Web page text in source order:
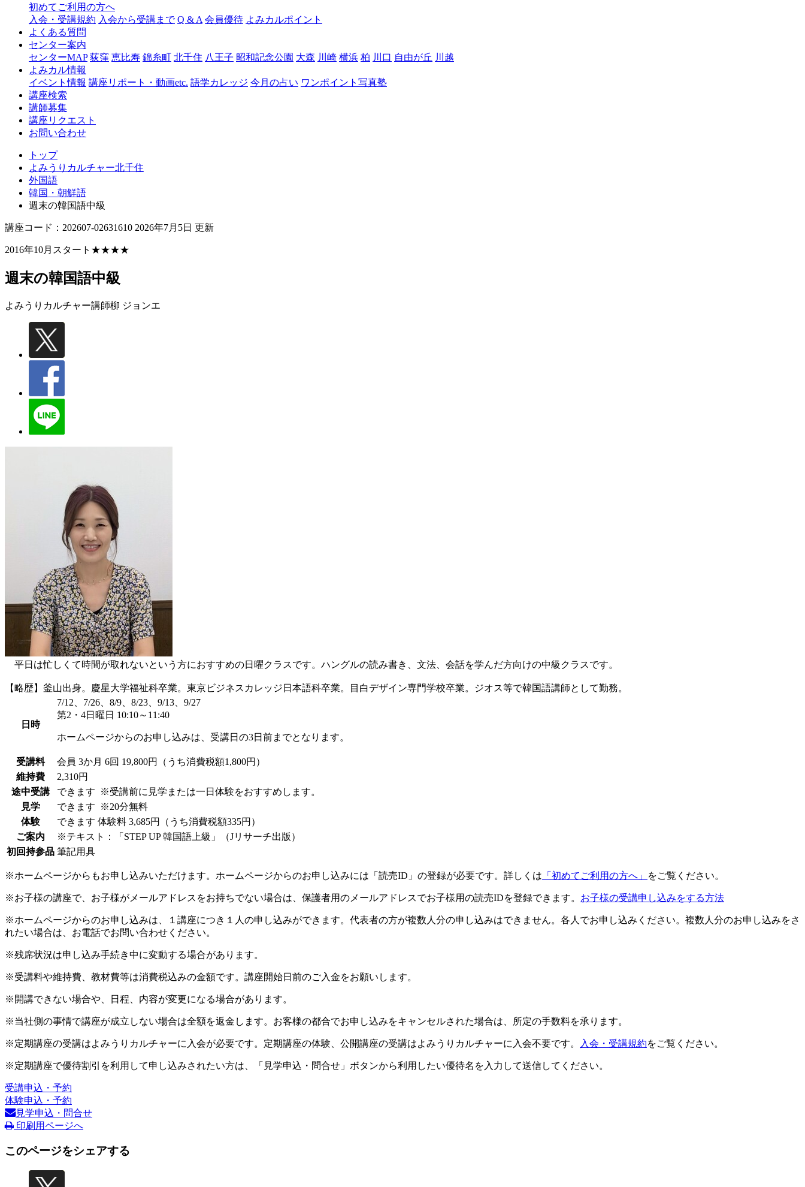
ャ
北
千
初めてご利用の方へ
入会・受講規約 入会から受講まで Q & A 会員優待 よみカルポイント
よくある質問
センター案内
センターMAP 荻窪 恵比寿 錦糸町 北千住 八王子 昭和記念公園 大森 川崎 横浜 柏 川口 自由が丘 川越
よみカル情報
イベント情報 講座リポート・動画etc. 語学カレッジ 今月の占い ワンポイント写真塾
講座検索
講師募集
講座リクエスト
お問い合わせ
トップ
よみうりカルチャー北千住
外国語
韓国・朝鮮語
週末の韓国語中級
講座コード：202607-02631610 2026年7月5日 更新
2016年10月スタート★★★★
週末の韓国語中級
よみうりカルチャー講師柳 ジョンエ
平日は忙しくて時間が取れないという方におすすめの日曜クラスです。ハングルの読み書き、文法、会話を学んだ方向けの中級クラスです。
【略歴】釜山出身。慶星大学福祉科卒業。東京ビジネスカレッジ日本語科卒業。目白デザイン専門学校卒業。ジオス等で韓国語講師として勤務。
日時
7/12、7/26、8/9、8/23、9/13、9/27
第2・4日曜日 10:10～11:40
ホームページからのお申し込みは、受講日の3日前までとなります。
受講料 会員 3か月 6回 19,800円（うち消費税額1,800円）
維持費
2,310円
途中受講
できます
※受講前に見学または一日体験をおすすめします。
見学
できます
※20分無料
体験
できます 体験料 3,685円（うち消費税額335円）
ご案内
※テキスト：「STEP UP 韓国語上級」（Jリサーチ出版）
初回持参品 筆記用具
※ホームページからもお申し込みいただけます。ホームページからのお申し込みには「読売ID」の登録が必要です。詳しくは 「初めてご利用の方へ」 をご覧ください。
※お子様の講座で、お子様がメールアドレスをお持ちでない場合は、保護者用のメールアドレスでお子様用の読売IDを登録できます。 お子様の受講申し込みをする方法
※ホームページからのお申し込みは、１講座につき１人の申し込みができます。代表者の方が複数人分の申し込みはできません。各人でお申し込みください。複数人分のお申し込みをさ
れたい場合は、お電話でお問い合わせください。
※残席状況は申し込み手続き中に変動する場合があります。
※受講料や維持費、教材費等は消費税込みの金額です。講座開始日前のご入金をお願いします。
※開講できない場合や、日程、内容が変更になる場合があります。
※当社側の事情で講座が成立しない場合は全額を返金します。お客様の都合でお申し込みをキャンセルされた場合は、所定の手数料を承ります。
※定期講座の受講はよみうりカルチャーに入会が必要です。定期講座の体験、公開講座の受講はよみうりカルチャーに入会不要です。 入会・受講規約をご覧ください。
※定期講座で優待割引を利用して申し込みされたい方は、「見学申込・問合せ」ボタンから利用したい優待名を入力して送信してください。
受講申込・予約
体験申込・予約
見学申込・問合せ
印刷用ページへ
このページをシェアする